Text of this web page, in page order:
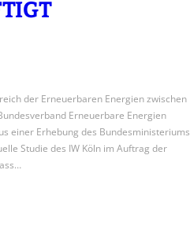
der Erneuerbaren Energien zwischen
Erneuerbare Energien
einer Erhebung des Bundesministeriums
Studie des IW Köln im Auftrag der